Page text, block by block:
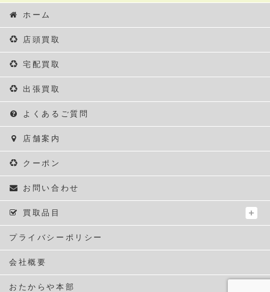
ホーム
店頭買取
宅配買取
出張買取
よくあるご質問
店舗案内
クーポン
お問い合わせ
買取品目
プライバシーポリシー
会社概要
おたからや本部